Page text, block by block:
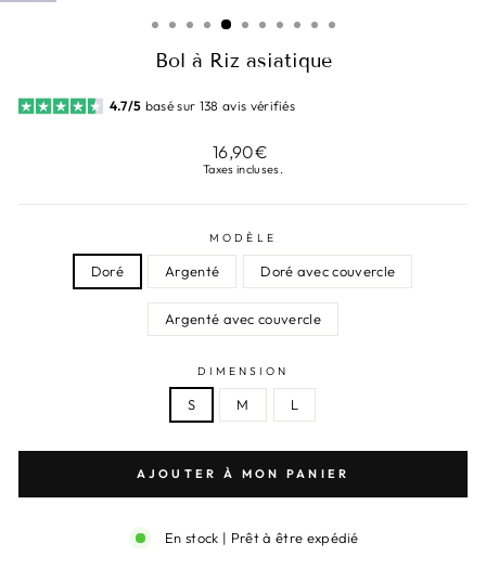
Bol à Riz asiatique
4.7/5 basé sur 138 avis vérifiés
Prix
régulier
16,90€
Taxes incluses.
MODÈLE
Doré Argenté Doré avec couvercle
Argenté avec couvercle
DIMENSION
S M L
AJOUTER À MON PANIER
En stock | Prêt à être expédié